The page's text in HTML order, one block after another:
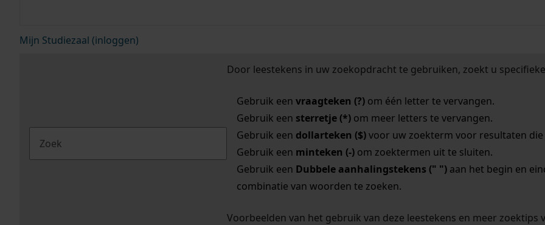
Mijn Studiezaal (inloggen)
Door leestekens in uw zoekopdracht te gebruiken, zoekt u
Gebruik een vraagteken (?)om één letter te vervangen.
Gebruik een sterretje (*)om meer letters te vervangen.
Gebruik een dollarteken ($)voor uw zoekterm voor resultaten die
Gebruik een minteken (-)om zoektermen uit te sluiten.
Gebruik een Dubbele aanhalingstekens (" ")aan het begin en
combinatie van woorden te zoeken.
Voorbeelden van het gebruik van deze leestekens en meer zoektips